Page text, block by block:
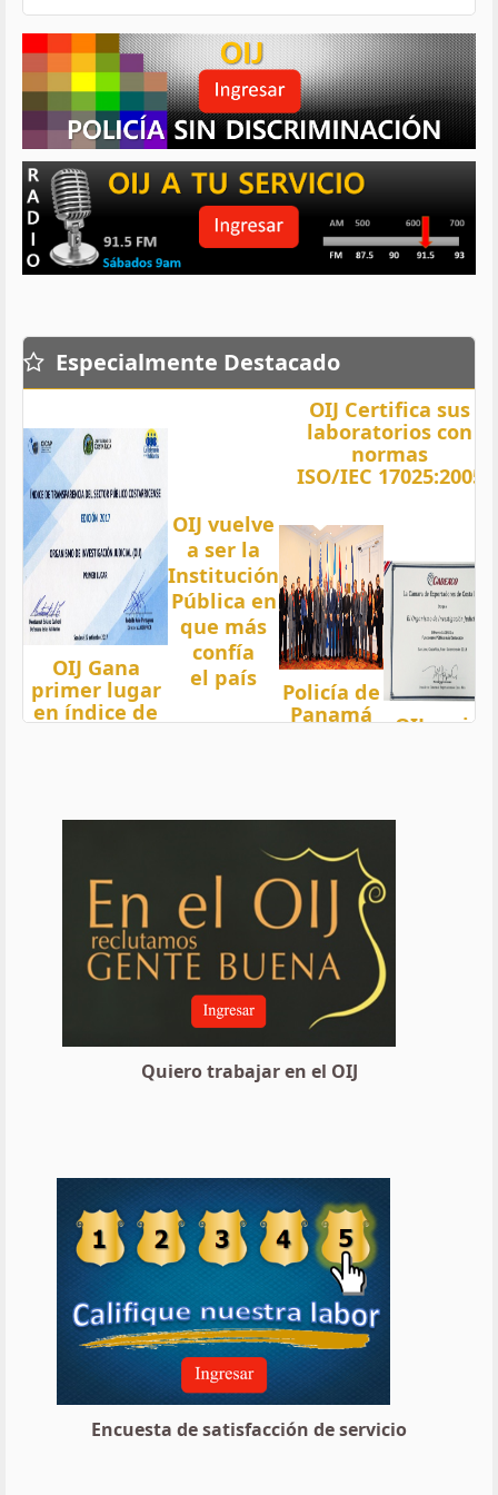
Especialmente Destacado
OIJ Gana
primer lugar
en índice de
OIJ vuelve
a ser la
Institución
Pública en
que más
confía
el país
OIJ Certifica sus
laboratorios con
normas
ISO/IEC 17025:2005
Policía de
Panamá
OIJ mejor
Quiero trabajar en el OIJ
Encuesta de satisfacción de servicio